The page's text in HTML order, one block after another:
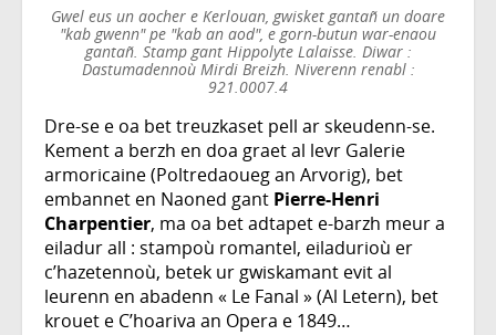
Gwel eus un aocher e Kerlouan, gwisket gantañ un doare
"kab gwenn" pe "kab an aod", e gorn-butun war-enaou
gantañ. Stamp gant Hippolyte Lalaisse. Diwar :
Dastumadennoù Mirdi Breizh. Niverenn renabl :
921.0007.4
Dre-se e oa bet treuzkaset pell ar skeudenn-se.
Kement a berzh en doa graet al levr Galerie
armoricaine (Poltredaoueg an Arvorig), bet
embannet en Naoned gant Pierre-Henri
Charpentier, ma oa bet adtapet e-barzh meur a
eiladur all : stampoù romantel, eiladurioù er
c’hazetennoù, betek ur gwiskamant evit al
leurenn en abadenn « Le Fanal » (Al Letern), bet
krouet e C’hoariva an Opera e 1849…